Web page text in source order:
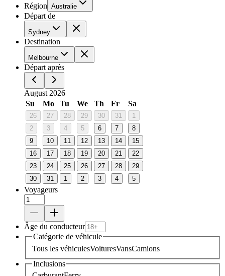
Région Australie
Départ de
Sydney
Destination
Melbourne
Départ après
August 2026
Su
Mo Tu We Th Fr Sa
26 27 28 29 30 31
1
2
3 4 5 6 7
8
9
10 11 12 13 14
15
16
17 18 19 20 21
22
23
24 25 26 27 28
29
30
31 1 2 3 4 5
Voyageurs
Âge du conducteur
Catégorie de véhicule
Tous les véhiculesVoituresVansCamions
Inclusions